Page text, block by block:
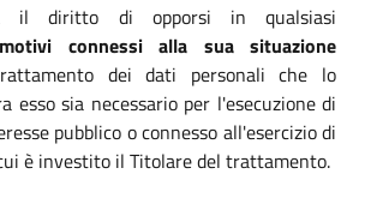
il diritto di opporsi in qualsiasi
connessi alla sua situazione
dei dati personali che lo
esso sia necessario per l'esecuzione di
pubblico o connesso all'esercizio di
è investito il Titolare del trattamento.